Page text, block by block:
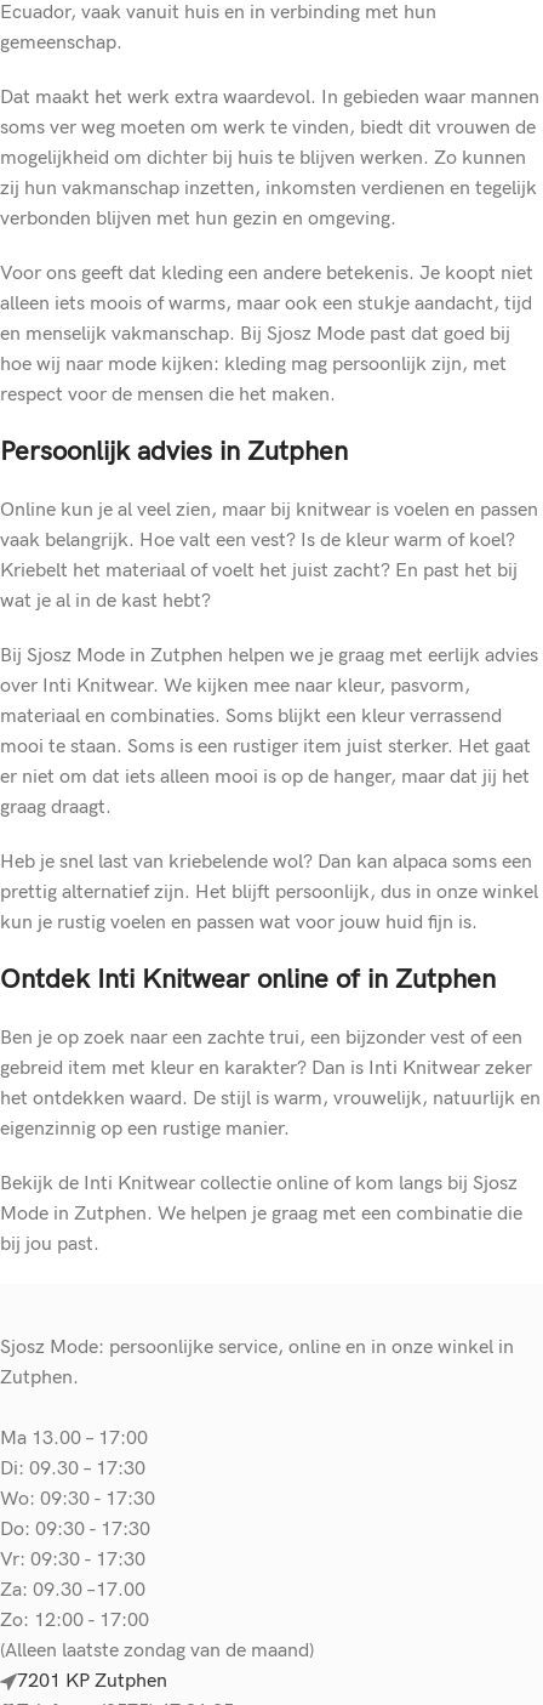
Ecuador, vaak vanuit huis en in verbinding met hun
gemeenschap.
Dat maakt het werk extra waardevol. In gebieden waar mannen
soms ver weg moeten om werk te vinden, biedt dit vrouwen de
mogelijkheid om dichter bij huis te blijven werken. Zo kunnen
zij hun vakmanschap inzetten, inkomsten verdienen en tegelijk
verbonden blijven met hun gezin en omgeving.
Voor ons geeft dat kleding een andere betekenis. Je koopt niet
alleen iets moois of warms, maar ook een stukje aandacht, tijd
en menselijk vakmanschap. Bij Sjosz Mode past dat goed bij
hoe wij naar mode kijken: kleding mag persoonlijk zijn, met
respect voor de mensen die het maken.
Persoonlijk advies in Zutphen
Online kun je al veel zien, maar bij knitwear is voelen en passen
vaak belangrijk. Hoe valt een vest? Is de kleur warm of koel?
Kriebelt het materiaal of voelt het juist zacht? En past het bij
wat je al in de kast hebt?
Bij Sjosz Mode in Zutphen helpen we je graag met eerlijk advies
over Inti Knitwear. We kijken mee naar kleur, pasvorm,
materiaal en combinaties. Soms blijkt een kleur verrassend
mooi te staan. Soms is een rustiger item juist sterker. Het gaat
er niet om dat iets alleen mooi is op de hanger, maar dat jij het
graag draagt.
Heb je snel last van kriebelende wol? Dan kan alpaca soms een
prettig alternatief zijn. Het blijft persoonlijk, dus in onze winkel
kun je rustig voelen en passen wat voor jouw huid fijn is.
Ontdek Inti Knitwear online of in Zutphen
Ben je op zoek naar een zachte trui, een bijzonder vest of een
gebreid item met kleur en karakter? Dan is Inti Knitwear zeker
het ontdekken waard. De stijl is warm, vrouwelijk, natuurlijk en
eigenzinnig op een rustige manier.
Bekijk de Inti Knitwear collectie online of kom langs bij Sjosz
Mode in Zutphen. We helpen je graag met een combinatie die
bij jou past.
Sjosz Mode: persoonlijke service, online en in onze winkel in
Zutphen.
Ma 13.00 – 17:00
Di: 09.30 – 17:30
Wo: 09:30 - 17:30
Do: 09:30 - 17:30
Vr: 09:30 - 17:30
Za: 09.30 –17.00
Zo: 12:00 - 17:00
(Alleen laatste zondag van de maand)
7201 KP Zutphen